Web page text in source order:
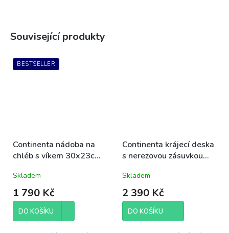
Související produkty
BESTSELLER
Continenta nádoba na
chléb s víkem 30x23cm
Skladem
1 790 Kč
DO KOŠÍKU
Continenta krájecí deska
s nerezovou zásuvkou
Skladem
2 390 Kč
DO KOŠÍKU